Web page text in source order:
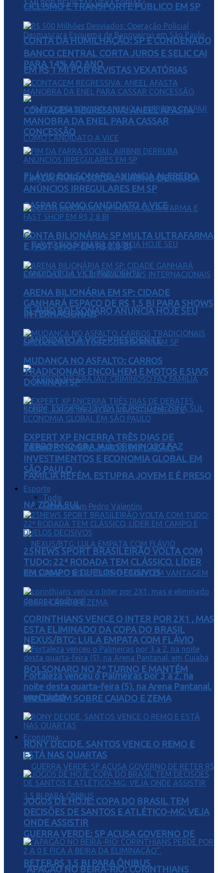
CONTA DA HUMILHAÇÃO: SP É CONDENADO
EM R$ 1 MI POR REVISTAS VEXATÓRIAS
FLÁVIO BOLSONARO ANUNCIA ALFREDO
GASPAR COMO CANDIDATO A VICE
FLÁVIO BOLSONARO ANUNCIA HOJE SEU
CANDIDATO A VICE-PRESIDENTE
TERROR NO GRAJAÚ: CRIMINOSO FAZ
FAMÍLIA REFÉM, ESTUPRA JOVEM E É PRESO
NA ZONA SUL
NEXUS/BTG: LULA EMPATA COM FLÁVIO
BOLSONARO NO 2º TURNO E MANTÉM
VANTAGEM SOBRE CAIADO E ZEMA
Economia
GUERRA VERDE: SP ACUSA GOVERNO DE
RETER R$ 3,5 BI PARA ÔNIBUS
CICLISMO E TRANSPORTE PÚBLICO EM SP
BANCO CENTRAL CORTA JUROS E SELIC CAI
PARA 14% AO ANO
CONTAGEM REGRESSIVA: ANEEL AFASTA
MANOBRA DA ENEL PARA CASSAR
CONCESSÃO
FIM DA FARRA SOCIAL: AIRBNB DERRUBA
ANÚNCIOS IRREGULARES EM SP
CONTA BILIONÁRIA: SP MULTA ULTRAFARMA
E FAST SHOP EM R$ 2,8 BI
ARENA BILIONÁRIA EM SP: CIDADE
GANHARÁ ESPAÇO DE R$ 1,5 BI PARA SHOWS
INTERNACIONAIS
MUDANÇA NO ASFALTO: CARROS
TRADICIONAIS ENCOLHEM E MOTOS E SUVS
DOMINAM SP
EXPERT XP ENCERRA TRÊS DIAS DE
DEBATES SOBRE JUROS, INFLAÇÃO,
INVESTIMENTOS E ECONOMIA GLOBAL EM
SÃO PAULO
Esporte
Tudo
Futebol com Pedro Valentini
25NEWS SPORT BRASILEIRÃO VOLTA COM
TUDO: 22ª RODADA TEM CLÁSSICO, LÍDER
EM CAMPO E DUELOS DECISIVOS
CORINTHIANS VENCE O INTER POR 2X1 , MAS
ESTA ELIMINADO DA COPA DO BRASIL
Fortaleza venceu o Palmeiras por 3 a 2, na
noite desta quarta-feira (5), na Arena Pantanal,
em Cuiabá
RONY DECIDE, SANTOS VENCE O REMO E
ESTÁ NAS QUARTAS
JOGOS DE HOJE: COPA DO BRASIL TEM
DECISÕES DE SANTOS E ATLÉTICO-MG; VEJA
ONDE ASSISTIR
“APAGÃO NO BEIRA-RIO: CORINTHIANS